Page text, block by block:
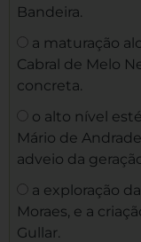
Bandeira.
a maturação
Cabral de Melo
concreta.
o alto nível
Mário de
adveio da
a exploração
Moraes, e a
Gullar.